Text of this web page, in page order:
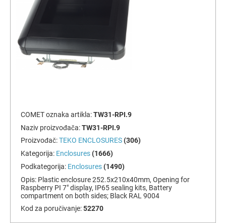
COMET oznaka artikla:TW31-RPI.9
Naziv proizvođača:TW31-RPI.9
Proizvođač:TEKO ENCLOSURES (306)
Kategorija: Enclosures (1666)
Podkategorija: Enclosures (1490)
Opis: Plastic enclosure 252.5x210x40mm, Opening for
Raspberry PI 7" display, IP65 sealing kits, Battery
compartment on both sides; Black RAL 9004
Kod za poručivanje:52270